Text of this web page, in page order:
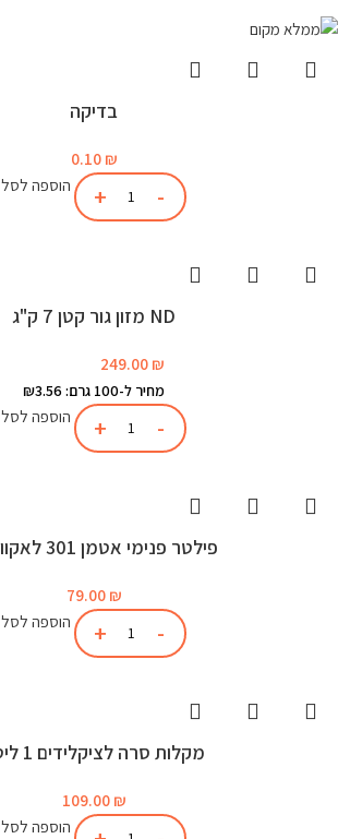
בדיקה
0.10 ₪
הוספה לסל
ND מזון גור קטן 7 ק"ג
249.00 ₪
מחיר ל-100 גרם: ₪3.56
הוספה לסל
פילטר פנימי אטמן 301 לאקווריום
79.00 ₪
הוספה לסל
מקלות סרה לציקלידים 1 ליטר
109.00 ₪
הוספה לסל